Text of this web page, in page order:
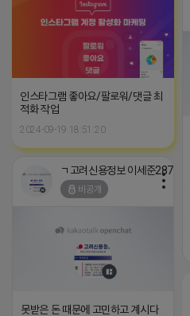
인스타그램 좋아요/팔로워/댓글 최
적화 작업
2024-09-19 18:51:20
비공개
못받은 돈 때문에 고민하고 계시다